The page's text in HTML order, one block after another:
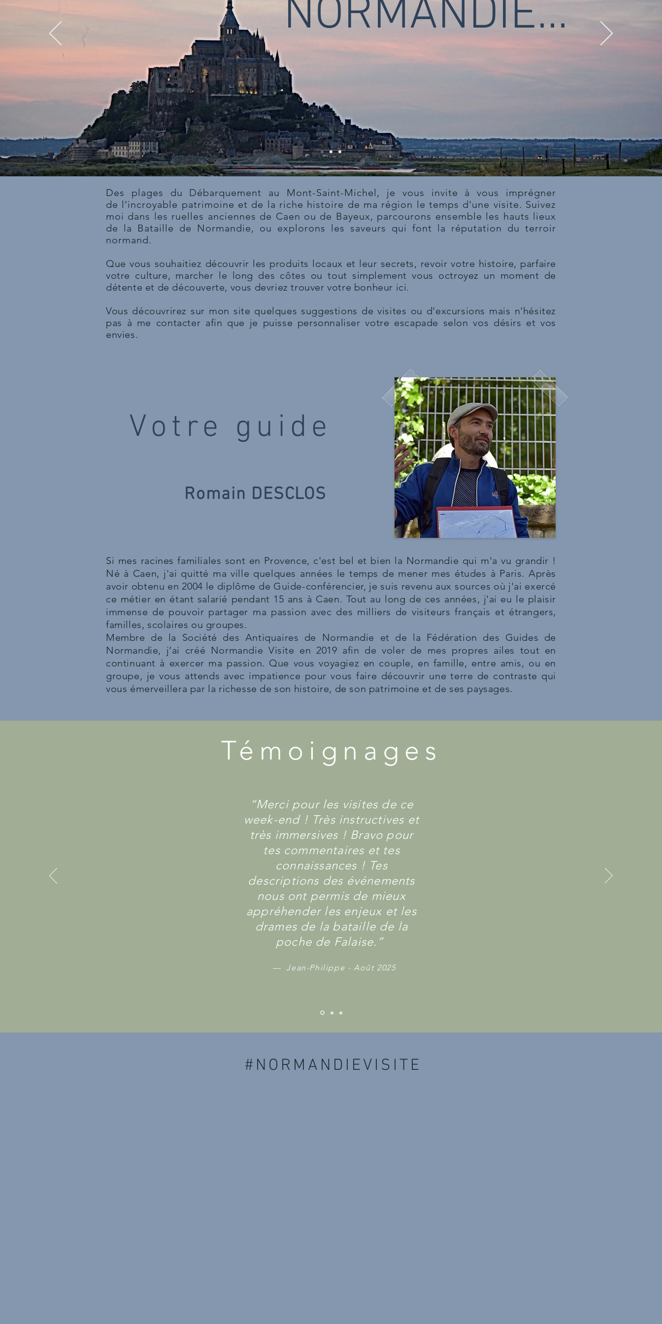
NORMANDIE...
Des plages du Débarquement au Mont-Saint-Michel, je vous invite à vous imprégner
de l’incroyable patrimoine et de la riche histoire de ma région le temps d'une visite. Suivez
moi dans les ruelles anciennes de Caen ou de Bayeux, parcourons ensemble les hauts lieux
de la Bataille de Normandie, ou explorons les saveurs qui font la réputation du terroir
normand.
Que vous souhaitiez découvrir les produits locaux et leur secrets, revoir votre histoire, parfaire
votre culture, marcher le long des côtes ou tout simplement vous octroyez un moment de
détente et de découverte, vous devriez trouver votre bonheur ici.
Vous découvrirez sur mon site quelques suggestions de visites ou d'excursions mais n'hésitez
pas à me contacter afin que je puisse personnaliser votre escapade selon vos désirs et vos
envies.
Votre guide
Romain DESCLOS
Si mes racines familiales sont en Provence, c'est bel et bien la Normandie qui m'a vu grandir !
Né à Caen, j'ai quitté ma ville quelques années le temps de mener mes études à Paris. Après
avoir obtenu en 2004 le diplôme de Guide-conférencier, je suis revenu aux sources où j'ai exercé
ce métier en étant salarié pendant 15 ans à Caen. Tout au long de ces années, j'ai eu le plaisir
immense de pouvoir partager ma passion avec des milliers de visiteurs français et étrangers,
familles, scolaires ou groupes.
Membre de la Société des Antiquaires de Normandie et de la Fédération des Guides de
Normandie, j’ai créé Normandie Visite en 2019 afin de voler de mes propres ailes tout en
continuant à exercer ma passion. Que vous voyagiez en couple, en famille, entre amis, ou en
groupe, je vous attends avec impatience pour vous faire découvrir une terre de contraste qui
vous émerveillera par la richesse de son histoire, de son patrimoine et de ses paysages.
Témoignages
“Merci pour les visites de ce
week-end ! Très instructives et
très immersives ! Bravo pour
tes commentaires et tes
connaissances ! Tes
descriptions des événements
nous ont permis de mieux
appréhender les enjeux et les
drames de la bataille de la
poche de Falaise.”
— Jean-Philippe - Août 2025
#NORMANDIEVISITE